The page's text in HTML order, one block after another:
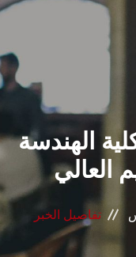
الرئيسيـة
عن الجامعة
القطاعـات
الشئون الأكاديمية
البحث العلمي
الرعاية الصحية
الهندسة
العالي
تفاصيل الخبر